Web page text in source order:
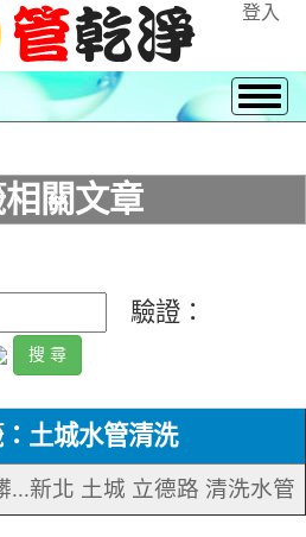
登入
關文章
驗證：
土城水管清洗
...新北 土城 立德路 清洗水管